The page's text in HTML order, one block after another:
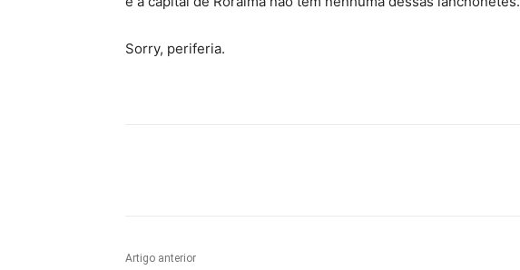
Sorry, periferia.
Artigo anterior